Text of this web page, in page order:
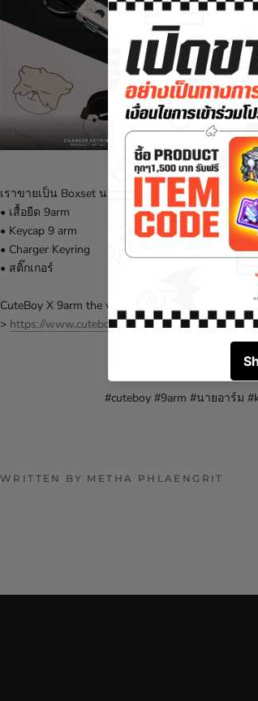
เราขายเป็น Boxset นะแชท โดยในกล่องเรามีทั้งหมด
• เสื้อยืด 9arm
• Keycap 9 arm
• Charger Keyring
• สติ๊กเกอร์
CuteBoy X 9arm the very special boxset ราคา
> https://www.cuteboy.in.th/products/cuteboy-x-
#cuteboy #9arm #นายอาร์ม
WRITTEN BY METHA PHLAENGRIT